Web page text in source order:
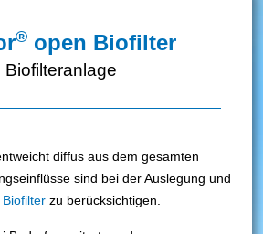
®open Biofilter
Biofilteranlage
diffus aus dem gesamten
sind bei der Auslegung und
Biofilter zu berücksichtigen.